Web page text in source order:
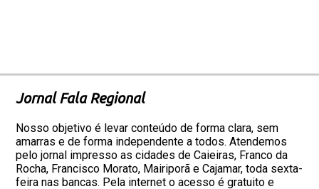
Jornal Fala Regional
Nosso objetivo é levar conteúdo de forma clara, sem
amarras e de forma independente a todos. Atendemos
pelo jornal impresso as cidades de Caieiras, Franco da
Rocha, Francisco Morato, Mairiporã e Cajamar, toda sexta-
feira nas bancas. Pela internet o acesso é gratuito e